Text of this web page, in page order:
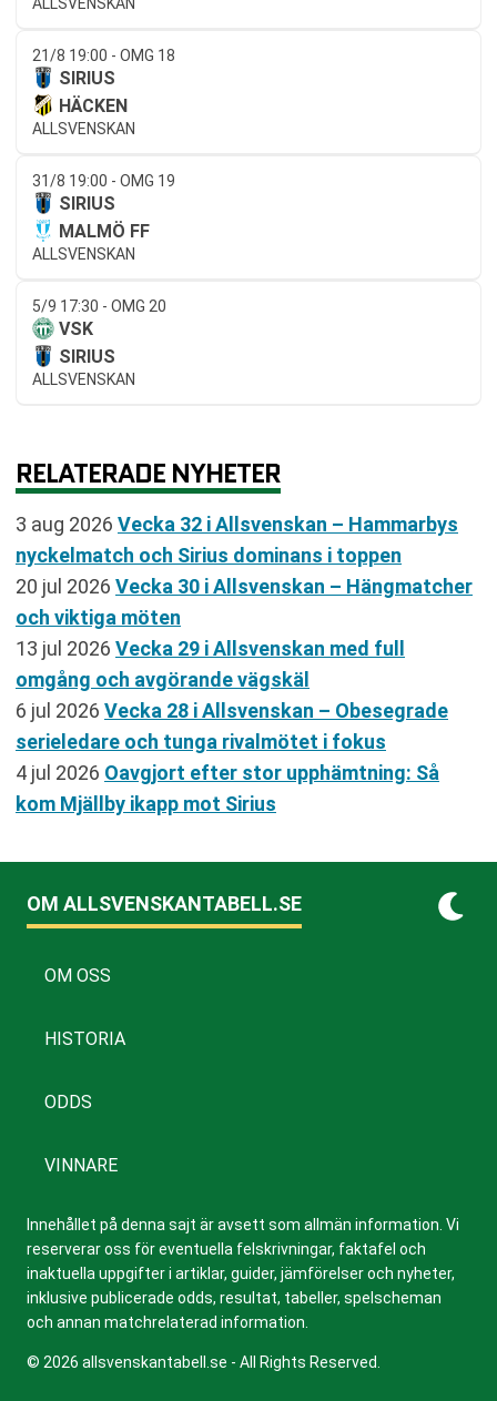
21/8 19:00 - OMG 18
SIRIUS
HÄCKEN
ALLSVENSKAN
31/8 19:00 - OMG 19
SIRIUS
MALMÖ FF
ALLSVENSKAN
5/9 17:30 - OMG 20
VSK
SIRIUS
ALLSVENSKAN
RELATERADE NYHETER
3 aug 2026 Vecka 32 i Allsvenskan – Hammarbys
nyckelmatch och Sirius dominans i toppen
20 jul 2026 Vecka 30 i Allsvenskan – Hängmatcher
och viktiga möten
13 jul 2026 Vecka 29 i Allsvenskan med full
omgång och avgörande vägskäl
6 jul 2026 Vecka 28 i Allsvenskan – Obesegrade
serieledare och tunga rivalmötet i fokus
4 jul 2026 Oavgjort efter stor upphämtning: Så
kom Mjällby ikapp mot Sirius
OM ALLSVENSKANTABELL.SE
OM OSS
HISTORIA
ODDS
VINNARE
Innehållet på denna sajt är avsett som allmän information. Vi
reserverar oss för eventuella felskrivningar, faktafel och
inaktuella uppgifter i artiklar, guider, jämförelser och nyheter,
inklusive publicerade odds, resultat, tabeller, spelscheman
och annan matchrelaterad information.
© 2026 allsvenskantabell.se - All Rights Reserved.